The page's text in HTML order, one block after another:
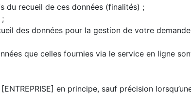
du recueil de ces données (finalités) ;
;
des données pour la gestion de votre
que celles fournies via le service en ligne
en principe, sauf précision